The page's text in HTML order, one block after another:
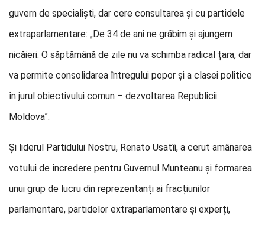
guvern de specialiști, dar cere consultarea și cu partidele
extraparlamentare: „De 34 de ani ne grăbim și ajungem
nicăieri. O săptămână de zile nu va schimba radical țara, dar
va permite consolidarea întregului popor și a clasei politice
în jurul obiectivului comun – dezvoltarea Republicii
Moldova”.
Și liderul Partidului Nostru, Renato Usatîi, a cerut amânarea
votului de încredere pentru Guvernul Munteanu și formarea
unui grup de lucru din reprezentanți ai fracțiunilor
parlamentare, partidelor extraparlamentare și experți,